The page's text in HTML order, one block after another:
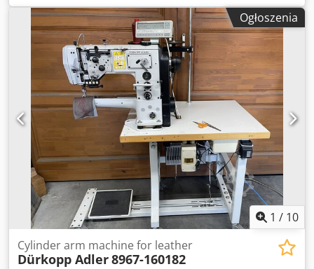
ściegu: 15 mm - Silnik serwo - 220V
Ogłoszenia
1 / 10
Cylinder arm machine for leather
Dürkopp Adler8967-160182